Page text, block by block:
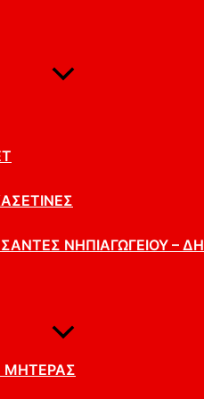
ΝΗΠΙΑΓΩΓΕΊΟΥ –
ΜΗΤΈΡΑΣ